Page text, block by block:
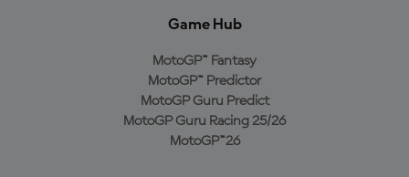
Game Hub
MotoGP™ Fantasy
MotoGP™ Predictor
MotoGP Guru Predict
MotoGP Guru Racing 25/26
MotoGP™26